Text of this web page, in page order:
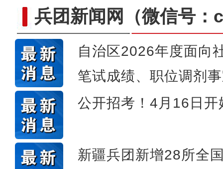
兵团新闻网 （微信号
自治区2026年度面向
笔试成绩、职位调剂
公开招考！4月16日
新疆兵团新增28所全
侨乡故事 | 哈班拜的